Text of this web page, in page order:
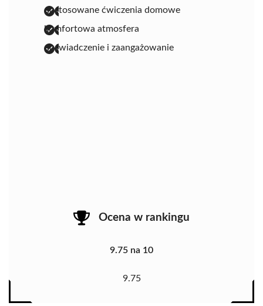
dostosowane ćwiczenia domowe
komfortowa atmosfera
doświadczenie i zaangażowanie
Ocena w rankingu
9.75 na 10
9.75